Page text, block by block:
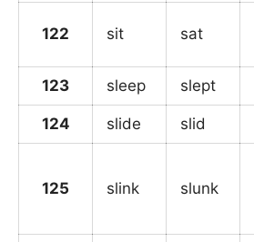
122 sit sat
123 sleep slept
124 slide slid
125 slink slunk